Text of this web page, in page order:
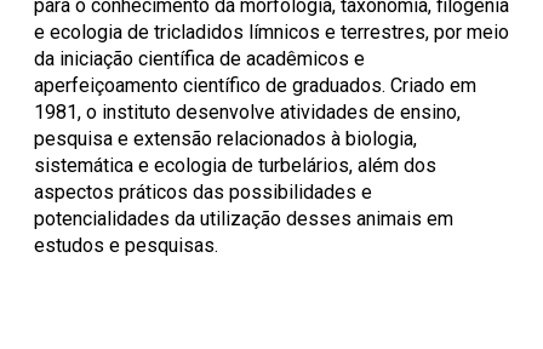
para o conhecimento da morfologia, taxonomia, filogenia
e ecologia de tricladidos límnicos e terrestres, por meio
da iniciação científica de acadêmicos e
aperfeiçoamento científico de graduados. Criado em
1981, o instituto desenvolve atividades de ensino,
pesquisa e extensão relacionados à biologia,
sistemática e ecologia de turbelários, além dos
aspectos práticos das possibilidades e
potencialidades da utilização desses animais em
estudos e pesquisas.